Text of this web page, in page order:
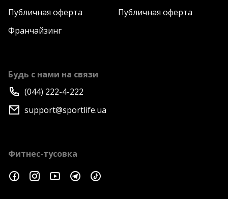
Публичная оферта
Публичная оферта
Франчайзинг
Будь с нами на связи
(044) 222-4-222
support@sportlife.ua
Фитнес-тусовка